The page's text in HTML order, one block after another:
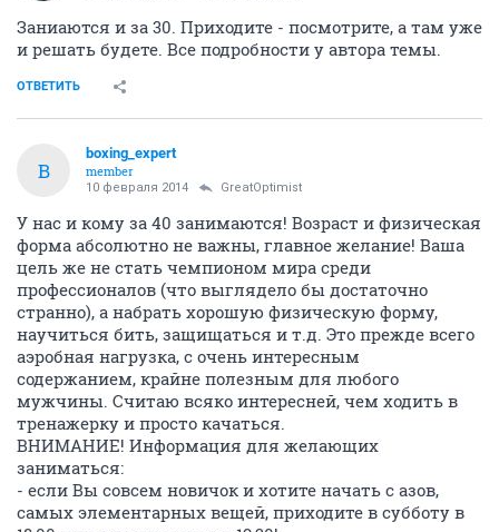
Заниаются и за 30. Приходите - посмотрите, а там уже
и решать будете. Все подробности у автора темы.
ОТВЕТИТЬ
B
boxing_expert
member
10 февраля 2014 GreatOptimist
У нас и кому за 40 занимаются! Возраст и физическая
форма абсолютно не важны, главное желание! Ваша
цель же не стать чемпионом мира среди
профессионалов (что выглядело бы достаточно
странно), а набрать хорошую физическую форму,
научиться бить, защищаться и т.д. Это прежде всего
аэробная нагрузка, с очень интересным
содержанием, крайне полезным для любого
мужчины. Считаю всяко интересней, чем ходить в
тренажерку и просто качаться.
ВНИМАНИЕ! Информация для желающих
заниматься:
- если Вы совсем новичок и хотите начать с азов,
самых элементарных вещей, приходите в субботу в